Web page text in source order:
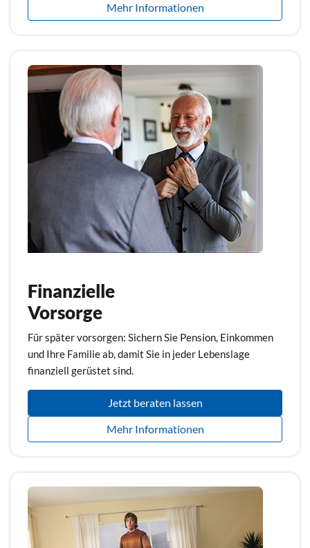
Mehr Informationen
Finanzielle
Vorsorge
Für später vorsorgen: Sichern Sie Pension, Einkommen
und Ihre Familie ab, damit Sie in jeder Lebenslage
finanziell gerüstet sind.
Jetzt beraten lassen
Mehr Informationen